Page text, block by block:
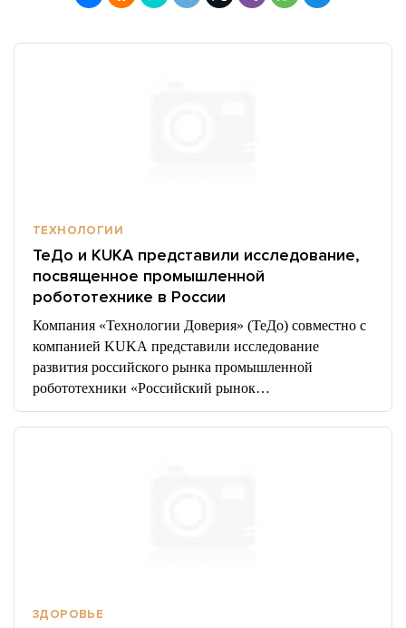
ТЕХНОЛОГИИ
ТеДо и KUKA представили исследование,
посвященное промышленной
робототехнике в России
Компания «Технологии Доверия» (ТеДо) совместно с
компанией KUKA представили исследование
развития российского рынка промышленной
робототехники «Российский рынок…
ЗДОРОВЬЕ